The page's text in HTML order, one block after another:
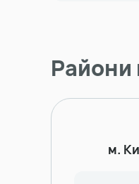
Райони
м.